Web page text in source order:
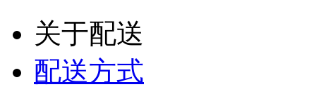
关于配送
配送方式